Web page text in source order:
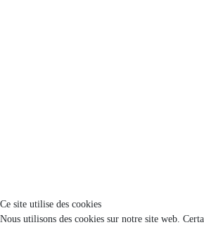
Ce site utilise des cookies
Nous utilisons des cookies sur notre site web.